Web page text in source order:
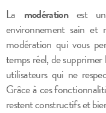
La modérationest un
environnement sain et
modération qui vous
temps réel, de supprimer
utilisateurs qui ne
Grâce à ces
restent constructifs et